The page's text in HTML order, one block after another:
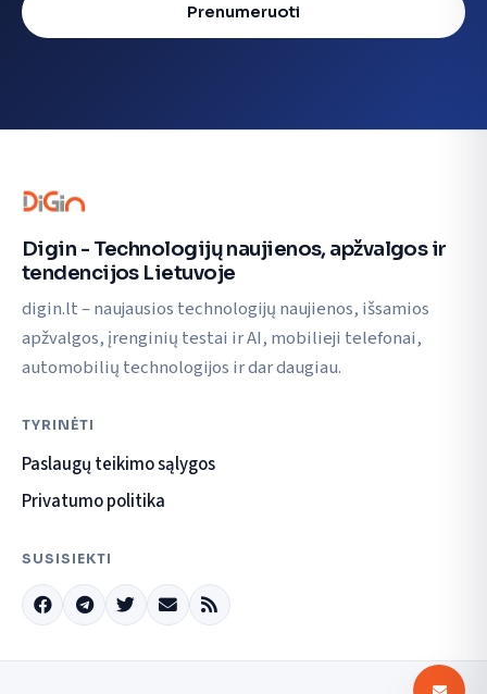
Prenumeruoti
Digin - Technologijų naujienos, apžvalgos ir
tendencijos Lietuvoje
digin.lt – naujausios technologijų naujienos, išsamios
apžvalgos, įrenginių testai ir AI, mobilieji telefonai,
automobilių technologijos ir dar daugiau.
TYRINĖTI
Paslaugų teikimo sąlygos
Privatumo politika
SUSISIEKTI